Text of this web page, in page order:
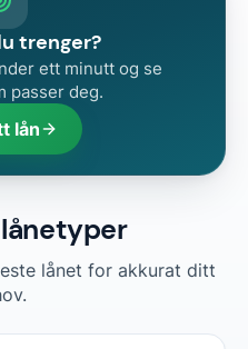
trenger?
ett minutt og se
passer deg.
lån
lånet for akkurat ditt